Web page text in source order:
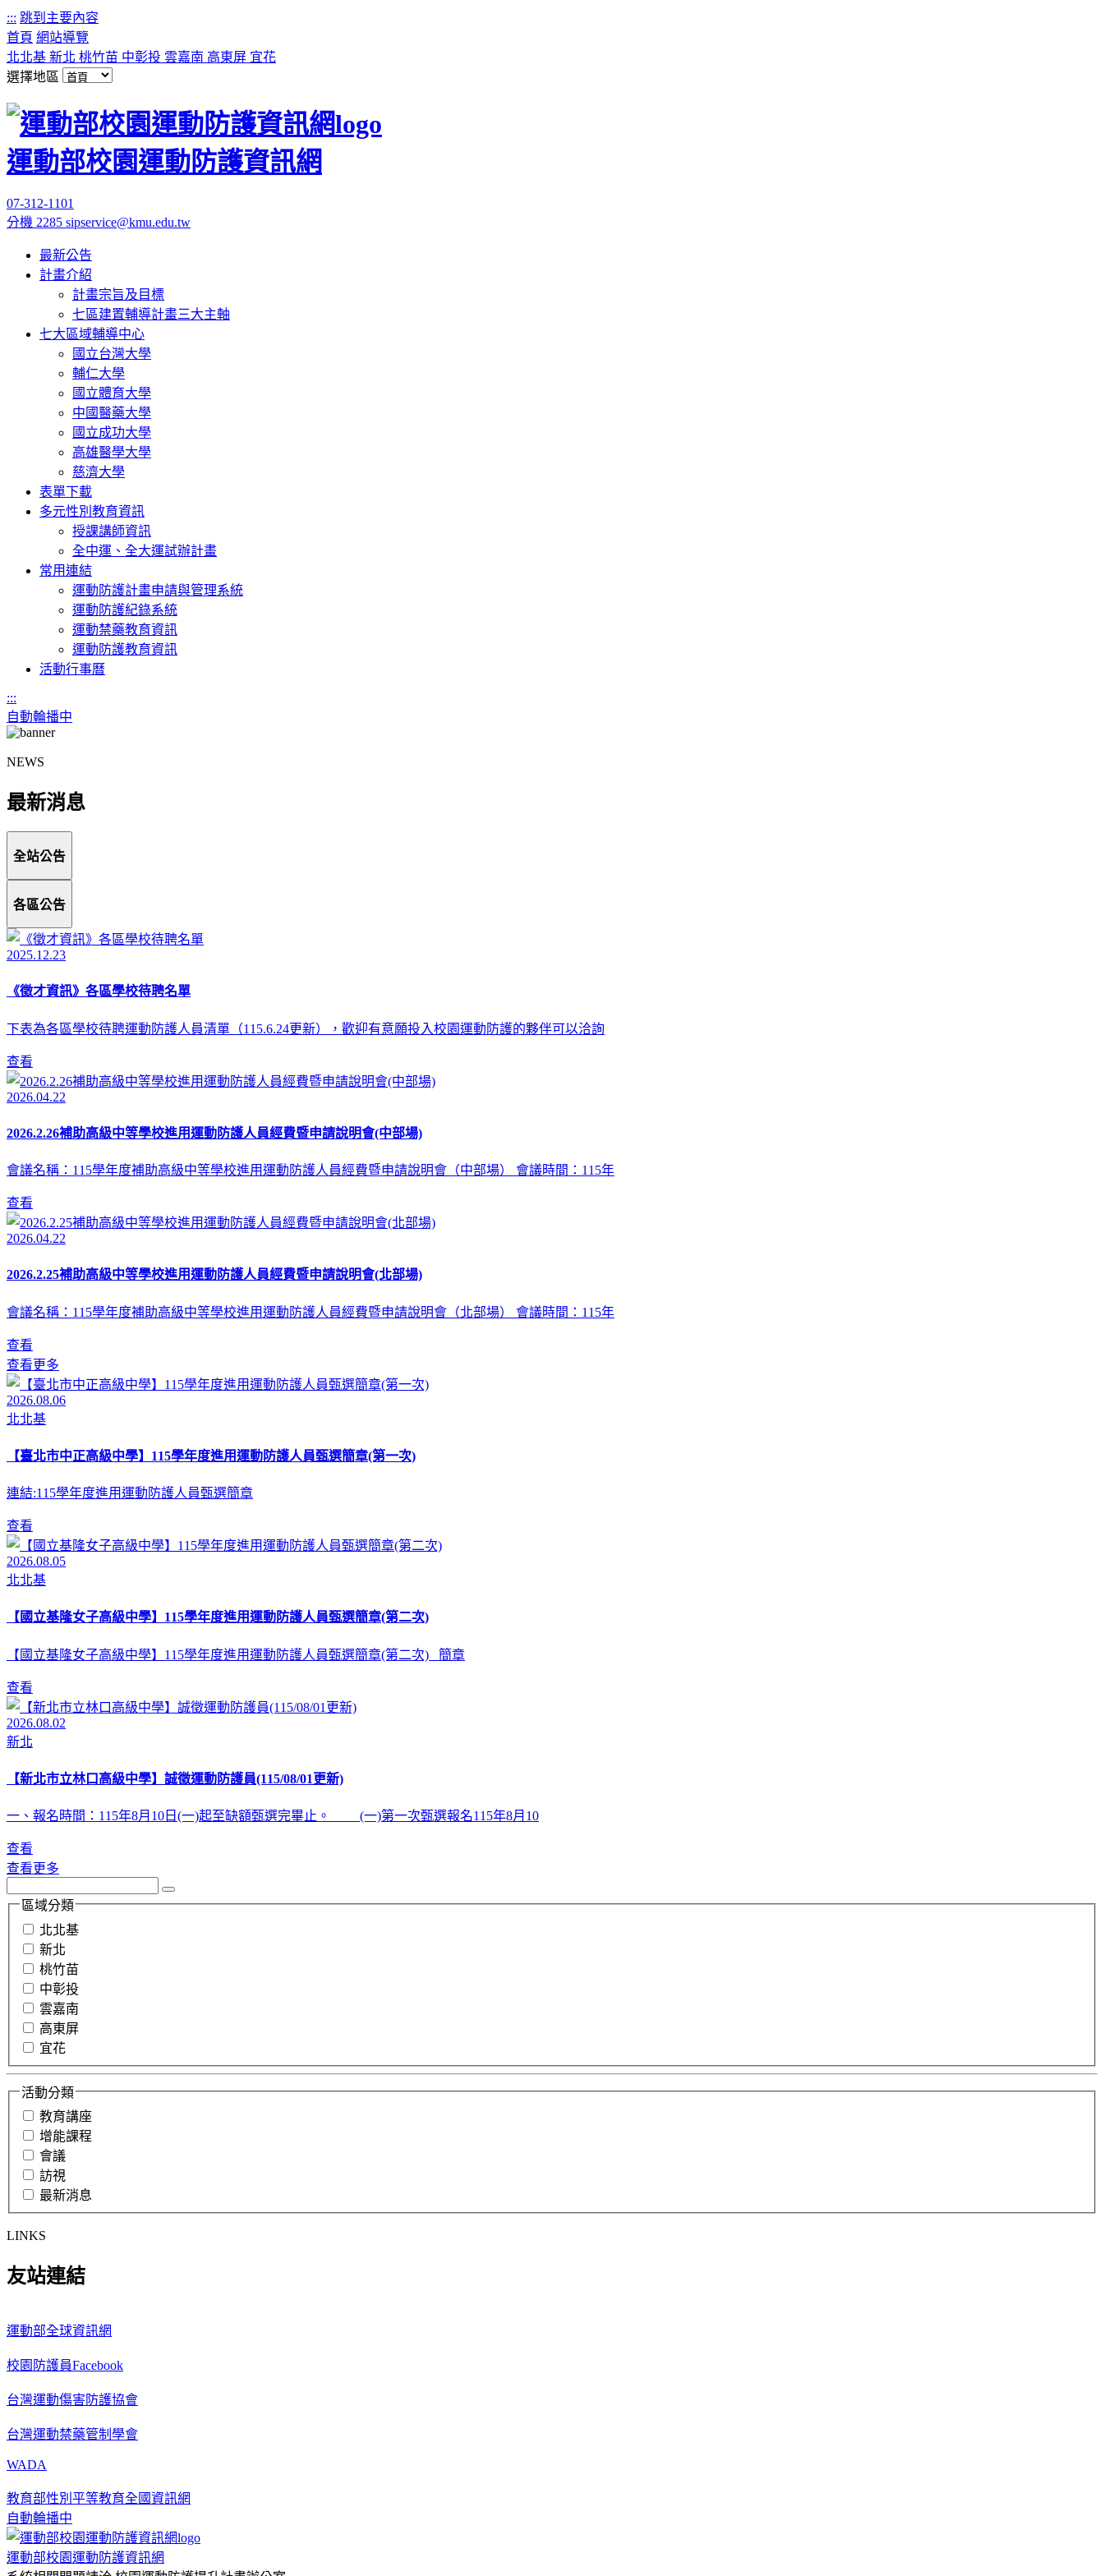
::: 跳到主要內容
首頁 網站導覽
北北基 新北 桃竹苗 中彰投 雲嘉南 高東屏 宜花
選擇地區
運動部校園運動防護資訊網
07-312-1101
分機 2285 sipservice@kmu.edu.tw
最新公告
計畫介紹
計畫宗旨及目標
七區建置輔導計畫三大主軸
七大區域輔導中心
國立台灣大學
輔仁大學
國立體育大學
中國醫藥大學
國立成功大學
高雄醫學大學
慈濟大學
表單下載
多元性別教育資訊
授課講師資訊
全中運、全大運試辦計畫
常用連結
運動防護計畫申請與管理系統
運動防護紀錄系統
運動禁藥教育資訊
運動防護教育資訊
活動行事曆
:::
自動輪播中
NEWS
最新消息
全站公告
各區公告
2025.12.23
《徵才資訊》各區學校待聘名單
下表為各區學校待聘運動防護人員清單（115.6.24更新），歡迎有意願投入校園運動防護的夥伴可以洽詢
查看
2026.04.22
2026.2.26補助高級中等學校進用運動防護人員經費暨申請說明會(中部場)
會議名稱：115學年度補助高級中等學校進用運動防護人員經費暨申請說明會（中部場） 會議時間：115年
查看
2026.04.22
2026.2.25補助高級中等學校進用運動防護人員經費暨申請說明會(北部場)
會議名稱：115學年度補助高級中等學校進用運動防護人員經費暨申請說明會（北部場） 會議時間：115年
查看
查看更多
2026.08.06
北北基
【臺北市中正高級中學】115學年度進用運動防護人員甄選簡章(第一次)
連結:115學年度進用運動防護人員甄選簡章
查看
2026.08.05
北北基
【國立基隆女子高級中學】115學年度進用運動防護人員甄選簡章(第二次)
【國立基隆女子高級中學】115學年度進用運動防護人員甄選簡章(第二次) 簡章
查看
2026.08.02
新北
【新北市立林口高級中學】誠徵運動防護員(115/08/01更新)
一、報名時間：115年8月10日(一)起至缺額甄選完畢止。 (一)第一次甄選報名115年8月10
查看
查看更多
區域分類
北北基
新北
桃竹苗
中彰投
雲嘉南
高東屏
宜花
活動分類
教育講座
增能課程
會議
訪視
最新消息
LINKS
友站連結
運動部全球資訊網
校園防護員Facebook
台灣運動傷害防護協會
台灣運動禁藥管制學會
WADA
教育部性別平等教育全國資訊網
自動輪播中
運動部校園運動防護資訊網